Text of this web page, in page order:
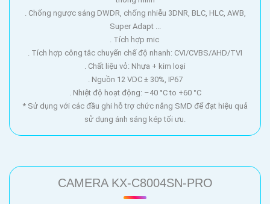
. Chống ngược sáng DWDR, chống nhiễu 3DNR, BLC, HLC, AWB,
Super Adapt ...
. Tích hợp mic
. Tích hợp công tắc chuyển chế độ nhanh: CVI/CVBS/AHD/TVI
. Chất liệu vỏ: Nhựa + kim loại
. Nguồn 12 VDC ± 30%, IP67
. Nhiệt độ hoạt động: –40 °C to +60 °C
* Sử dụng với các đầu ghi hỗ trợ chức năng SMD để đạt hiệu quả
sử dụng ánh sáng kép tối ưu.
CAMERA KX-C8004SN-PRO